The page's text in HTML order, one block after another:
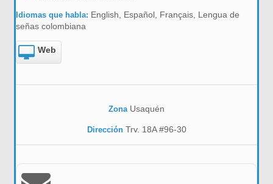
Idiomas que habla: English, Español, Français, Lengua de
señas colombiana
Web
Zona Usaquén
DirecciónTrv. 18A #96-30